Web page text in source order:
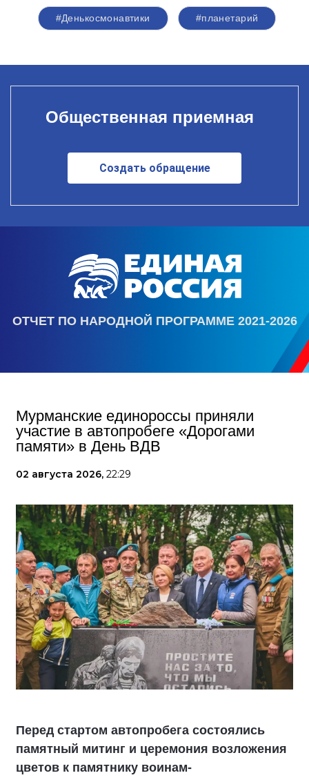
#Денькосмонавтики #планетарий
Общественная приемная
Создать обращение
ОТЧЕТ ПО НАРОДНОЙ ПРОГРАММЕ 2021-2026
Мурманские единороссы приняли
участие в автопробеге «Дорогами
памяти» в День ВДВ
02 августа 2026, 22:29
Перед стартом автопробега состоялись
памятный митинг и церемония возложения
цветов к памятнику воинам-